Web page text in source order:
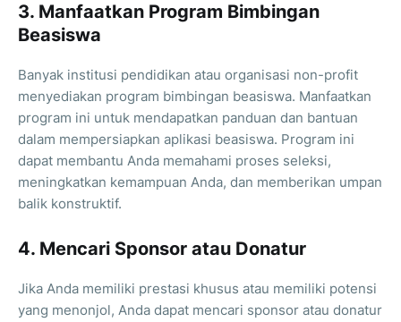
3. Manfaatkan Program Bimbingan
Beasiswa
Banyak institusi pendidikan atau organisasi non-profit
menyediakan program bimbingan beasiswa. Manfaatkan
program ini untuk mendapatkan panduan dan bantuan
dalam mempersiapkan aplikasi beasiswa. Program ini
dapat membantu Anda memahami proses seleksi,
meningkatkan kemampuan Anda, dan memberikan umpan
balik konstruktif.
4. Mencari Sponsor atau Donatur
Jika Anda memiliki prestasi khusus atau memiliki potensi
yang menonjol, Anda dapat mencari sponsor atau donatur